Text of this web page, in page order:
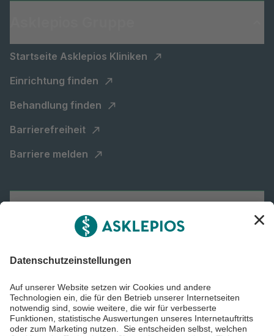
Startseite Asklepios Kliniken
Einrichtung finden
Behandlung finden
Barrierefreiheit
Barriere melden